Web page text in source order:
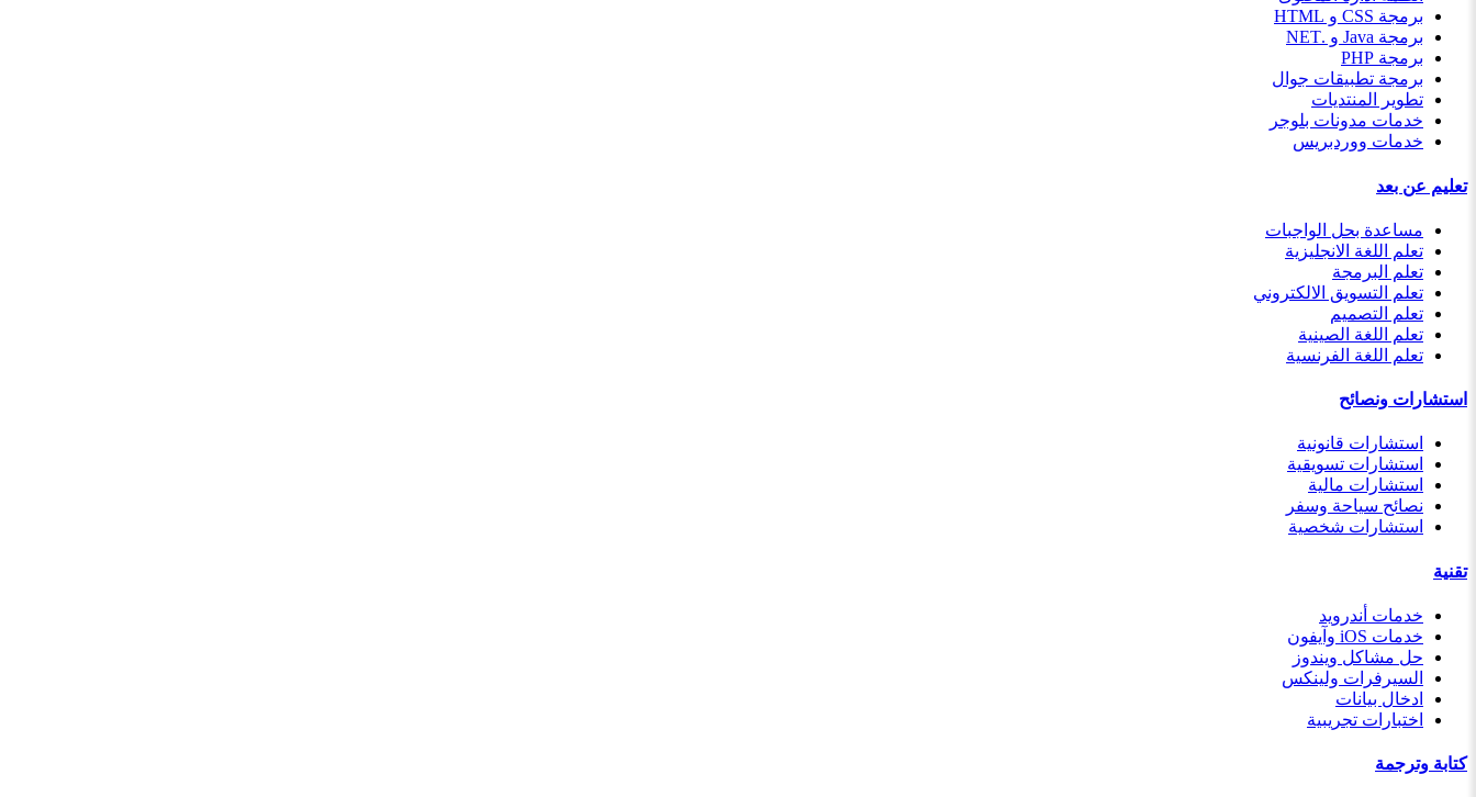
برمجة CSS و HTML
برمجة Java و .NET
برمجة PHP
برمجة تطبيقات جوال
تطوير المنتديات
خدمات مدونات بلوجر
خدمات ووردبريس
تعليم عن بعد
مساعدة بحل الواجبات
تعلم اللغة الانجليزية
تعلم البرمجة
تعلم التسويق الالكتروني
تعلم التصميم
تعلم اللغة الصينية
تعلم اللغة الفرنسية
استشارات ونصائح
استشارات قانونية
استشارات تسويقية
استشارات مالية
نصائح سياحة وسفر
استشارات شخصية
تقنية
خدمات أندرويد
خدمات iOS وآيفون
حل مشاكل ويندوز
السيرفرات ولينكس
ادخال بيانات
اختبارات تجريبية
كتابة وترجمة